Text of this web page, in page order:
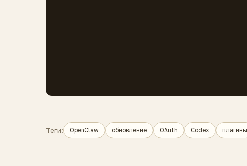
Теги: OpenClaw обновление OAuth Codex плагины